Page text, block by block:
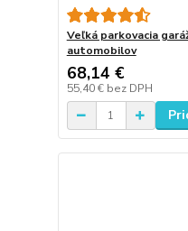
Veľká parkovacia
automobilov
68,14 €
55,40 € bez DPH